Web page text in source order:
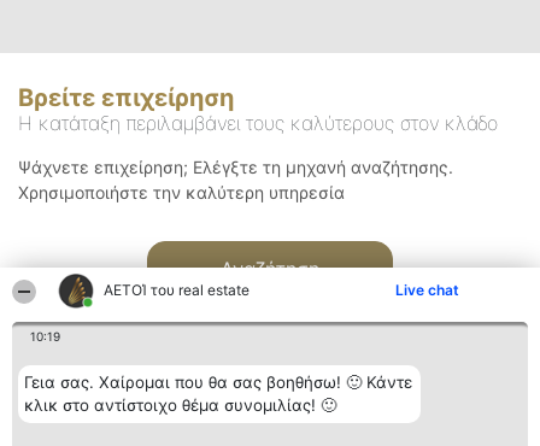
ΑΕΤΟΊ του real estate Live chat
10:19
Γεια σας. Χαίρομαι που θα σας βοηθήσω! 🙂 Κάντε
κλικ στο αντίστοιχο θέμα συνομιλίας! 🙂
Βρείτε επιχείρηση
Η κατάταξη περιλαμβάνει τους καλύτερους στον κλάδο
Ψάχνετε επιχείρηση; Ελέγξτε τη μηχανή αναζήτησης.
Χρησιμοποιήστε την καλύτερη υπηρεσία
Αναζήτηση